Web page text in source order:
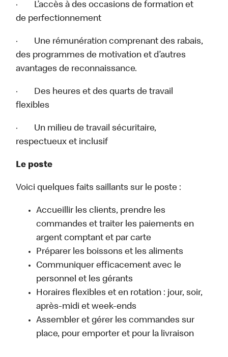
· L’accès à des occasions de formation et
de perfectionnement
· Une rémunération comprenant des rabais,
des programmes de motivation et d’autres
avantages de reconnaissance.
· Des heures et des quarts de travail
flexibles
· Un milieu de travail sécuritaire,
respectueux et inclusif
Le poste
Voici quelques faits saillants sur le poste :
Accueillir les clients, prendre les
commandes et traiter les paiements en
argent comptant et par carte
Préparer les boissons et les aliments
Communiquer efficacement avec le
personnel et les gérants
Horaires flexibles et en rotation : jour, soir,
après-midi et week-ends
Assembler et gérer les commandes sur
place, pour emporter et pour la livraison